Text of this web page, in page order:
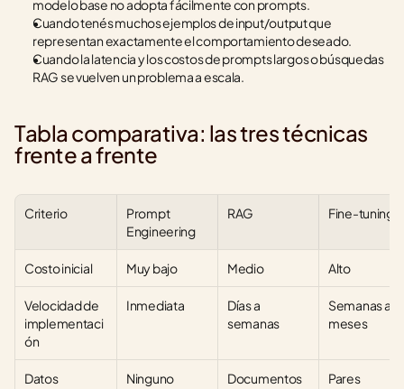
modelo base no adopta fácilmente con prompts.
Cuando tenés muchos ejemplos de input/output que
representan exactamente el comportamiento deseado.
Cuando la latencia y los costos de prompts largos o búsquedas
RAG se vuelven un problema a escala.
Tabla comparativa: las tres técnicas
frente a frente
Criterio
Prompt
Engineering
RAG Fine-tuning
Costo inicial Muy bajo Medio Alto
Velocidad de
implementaci
ón
Inmediata
Días a
semanas
Semanas a
meses
Datos
Ninguno
Documentos
Pares